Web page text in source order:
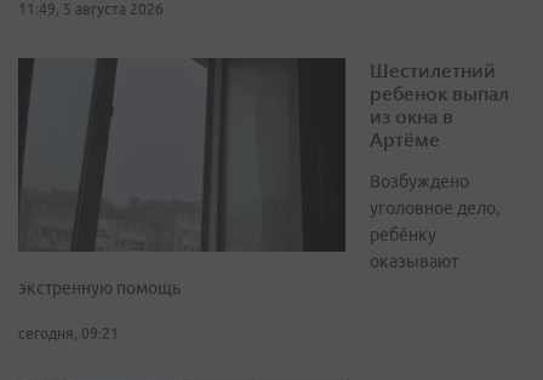
11:49, 5 августа 2026
Шестилетний
ребенок выпал
из окна в
Артёме
Возбуждено
уголовное дело,
ребёнку
оказывают
экстренную помощь
сегодня, 09:21